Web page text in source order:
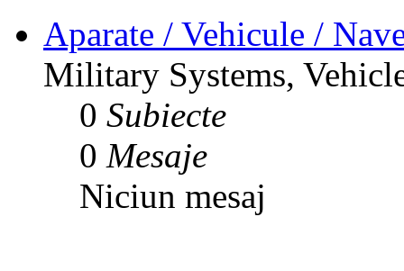
Aparate / Vehicule /
Military Systems,
0 Subiecte
0 Mesaje
Niciun mesaj